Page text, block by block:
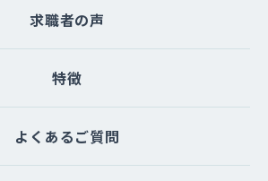
求職者の声
特徴
よくあるご質問